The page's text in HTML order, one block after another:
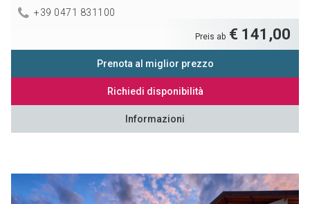
+39 0471 831100
Preis ab € 141,00
Prenota al miglior prezzo
Richiedi disponibilità
Informazioni